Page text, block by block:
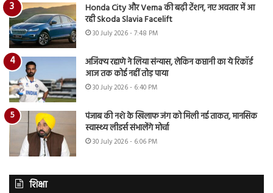
Honda City और Verna की बढ़ी टेंशन, नए अवतार में आ
रही Skoda Slavia Facelift
30 July 2026 - 7:48 PM
अजिंक्य रहाणे ने लिया संन्यास, लेकिन कप्तानी का ये रिकॉर्ड
आज तक कोई नहीं तोड़ पाया
30 July 2026 - 6:40 PM
पंजाब की नशे के खिलाफ जंग को मिली नई ताकत, मानसिक
स्वास्थ्य लीडर्स संभालेंगे मोर्चा
30 July 2026 - 6:06 PM
शिक्षा